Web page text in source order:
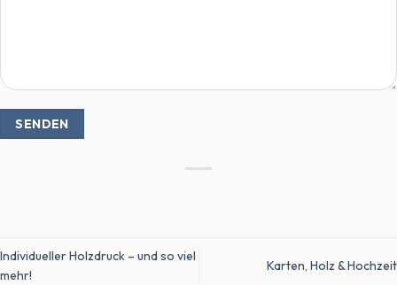
Individueller Holzdruck – und so viel
mehr!
Karten, Holz & Hochzeit